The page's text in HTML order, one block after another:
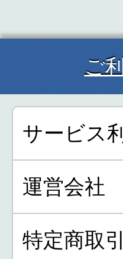
ご
サービス
運営会社
特定商取